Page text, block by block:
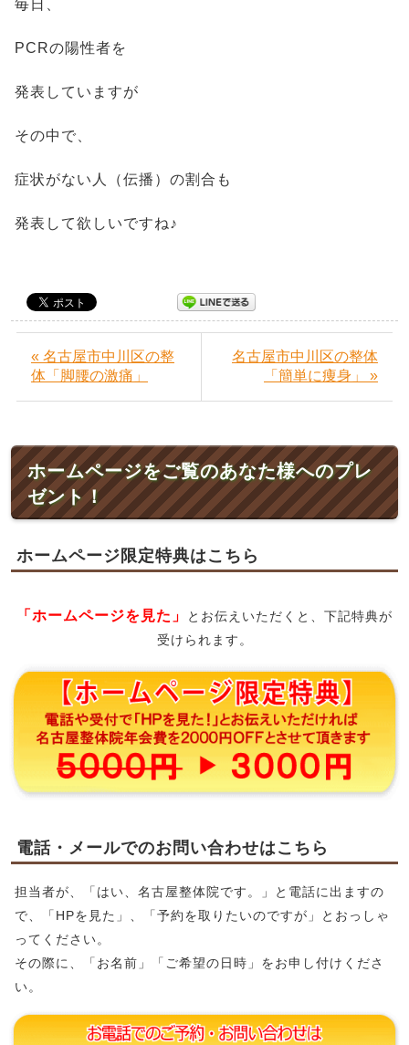
毎日、
PCRの陽性者を
発表していますが
その中で、
症状がない人（伝播）の割合も
発表して欲しいですね♪
« 名古屋市中川区の整
体「脚腰の激痛」
名古屋市中川区の整体
「簡単に痩身」 »
ホームページをご覧のあなた様へのプレ
ゼント！
ホームページ限定特典はこちら
「ホームページを見た」
とお伝えいただくと、下記特典が
受けられます。
電話・メールでのお問い合わせはこちら
担当者が、「はい、名古屋整体院です。」と電話に出ますの
で、「HPを見た」、「予約を取りたいのですが」とおっしゃ
ってください。
その際に、「お名前」「ご希望の日時」をお申し付けくださ
い。